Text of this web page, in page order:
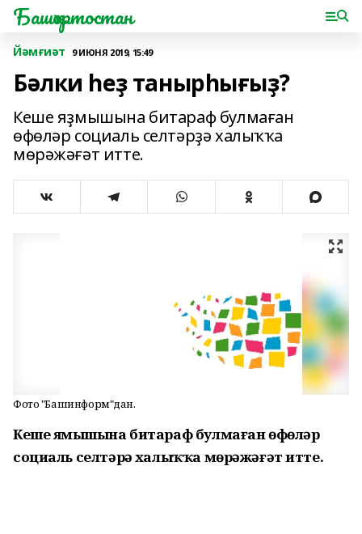
Башҡортостан
Йәмғиәт 9 ИЮНЯ 2019, 15:49
Бәлки һеҙ танырһығыҙ?
Кеше яҙмышына битараф булмаған
өфөләр социаль селтәрҙә халыҡҡа
мөрәжәғәт итте.
Фото "Башинформ"дан.
Кеше яҙмышына битараф булмаған өфөләр
социаль селтәрҙә халыҡҡа мөрәжәғәт итте.